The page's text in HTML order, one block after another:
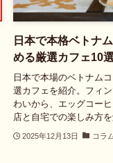
日本で本格ベトナ
める厳選カフェ10選
日本で本場のベトナム
選カフェを紹介。フィ
わいから、エッグコー
店と自宅での楽しみ方を
2025年12月13日 コラ